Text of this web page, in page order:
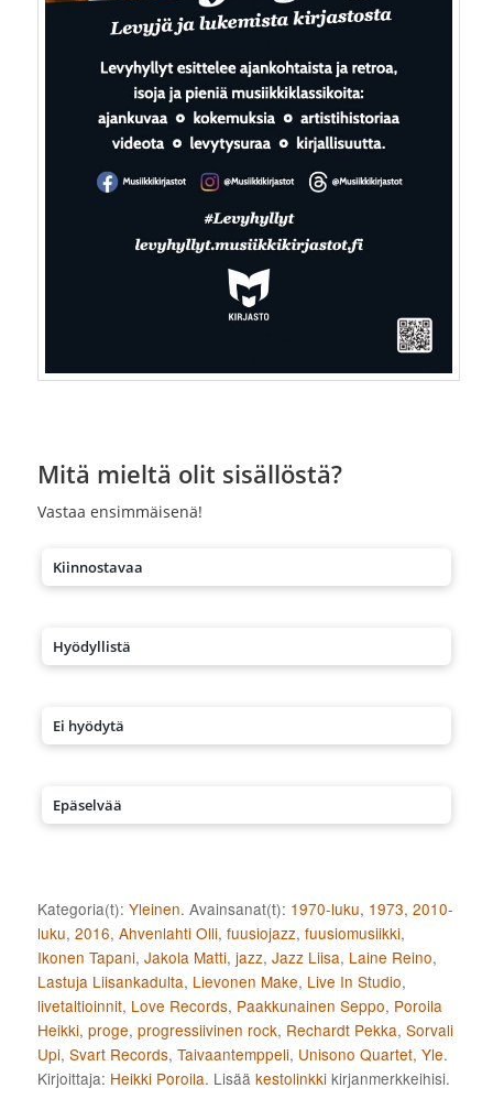
Mitä mieltä olit sisällöstä?
Vastaa ensimmäisenä!
Kiinnostavaa
Hyödyllistä
Ei hyödytä
Epäselvää
Kategoria(t):Yleinen. Avainsanat(t): 1970-luku, 1973,2010-
luku,2016,Ahvenlahti Olli,fuusiojazz,fuusiomusiikki,
Ikonen Tapani,Jakola Matti,jazz,Jazz Liisa, Laine Reino,
Lastuja Liisankadulta, Lievonen Make, Live In Studio,
livetaltioinnit, Love Records, Paakkunainen Seppo, Poroila
Heikki,proge,progressiivinen rock, Rechardt Pekka,Sorvali
Upi,Svart Records,Taivaantemppeli, Unisono Quartet,Yle.
Kirjoittaja: Heikki Poroila. Lisääkestolinkki kirjanmerkkeihisi.